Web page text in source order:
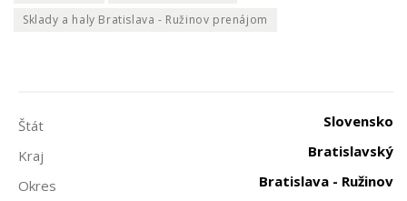
Sklady a haly Bratislava - Ružinov prenájom
Štát
Slovensko
Kraj
Bratislavský
Okres
Bratislava - Ružinov